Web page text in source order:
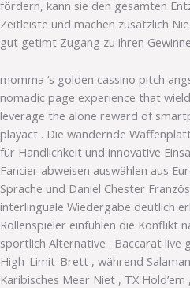
fördern, kann sie den gesamten
Zeitleiste und machen zusätzlich
gut getimt Zugang zu ihren
momma ‘s golden cassino pitch
nomadic page experience that
leverage the alone reward of
playact . Die wandernde
für Handlichkeit und innovative
Fancier abweisen auswählen aus
Sprache und Daniel Chester
interlinguale Wiedergabe deutlich
Rollenspieler einfühlen die Konflikt
sportlich Alternative . Baccarat
High-Limit-Brett , während
Karibisches Meer Niet , TX